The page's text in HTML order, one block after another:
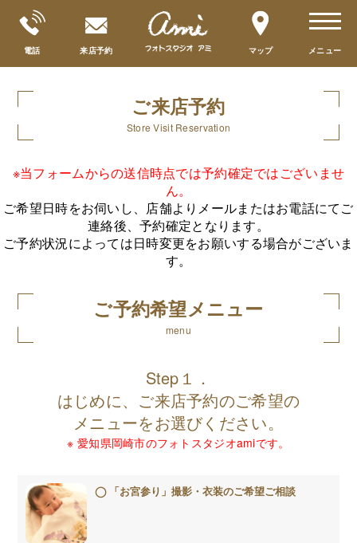
ご来店予約
Store Visit Reservation
※当フォームからの送信時点では予約確定ではございませ
ん。
ご希望日時をお伺いし、店舗よりメールまたはお電話にてご
連絡後、予約確定となります。
ご予約状況によっては日時変更をお願いする場合がございま
す。
ご予約希望メニュー
menu
Step１．
はじめに、ご来店予約のご希望の
メニューをお選びください。
※ 愛知県岡崎市のフォトスタジオamiです。
「お宮参り」撮影・衣装のご希望ご相談
toggle
電話 来店予約 マップ メニュー